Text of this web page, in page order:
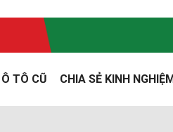
Ô TÔ CŨ CHIA SẺ KINH